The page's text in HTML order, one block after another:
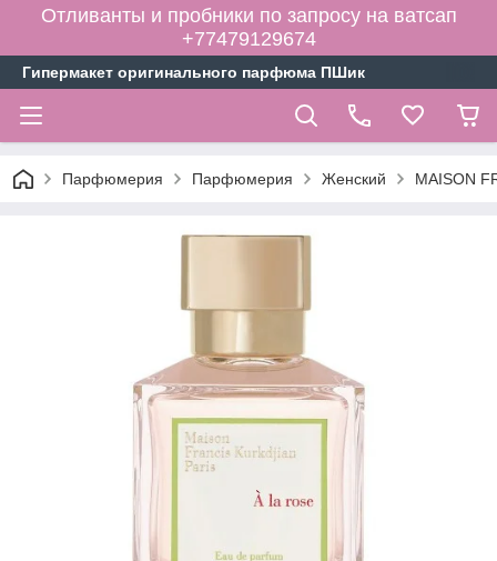
Отливанты и пробники по запросу на ватсап
+77479129674
Гипермакет оригинального парфюма ПШик
Парфюмерия Парфюмерия Женский MAISON